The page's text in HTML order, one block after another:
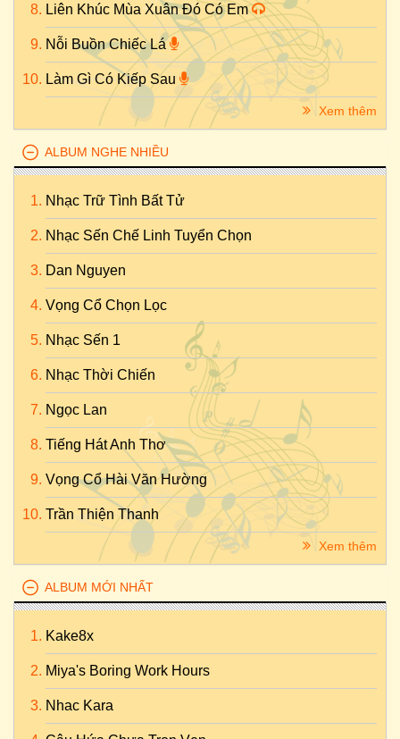
Liên Khúc Mùa Xuân Đó Có Em
Nỗi Buồn Chiếc Lá
Làm Gì Có Kiếp Sau
Xem thêm
ALBUM NGHE NHIỀU
Nhạc Trữ Tình Bất Tử
Nhạc Sến Chế Linh Tuyển Chọn
Dan Nguyen
Vọng Cổ Chọn Lọc
Nhạc Sến 1
Nhạc Thời Chiến
Ngọc Lan
Tiếng Hát Anh Thơ
Vọng Cổ Hài Văn Hường
Trần Thiện Thanh
Xem thêm
ALBUM MỚI NHẤT
Kake8x
Miya's Boring Work Hours
Nhac Kara